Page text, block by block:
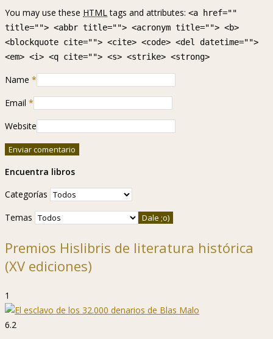
You may use these HTMLtags and attributes: <a href=""
title=""> <abbr title=""> <acronym title=""> <b>
<blockquote cite=""> <cite> <code> <del datetime="">
<em> <i> <q cite=""> <s> <strike> <strong>
Name *
Email *
Website
Encuentra libros
Categorías
Temas
Premios Hislibris de literatura histórica
(XV ediciones)
1
6.2